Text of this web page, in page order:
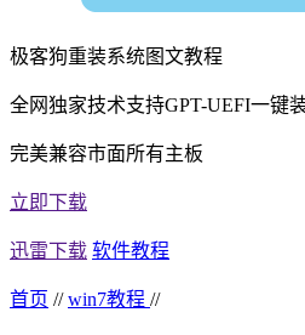
极客狗重装系统图文教程
全网独家技术支持GPT-UEFI一键
完美兼容市面所有主板
立即下载
迅雷下载 软件教程
首页 // win7教程 //